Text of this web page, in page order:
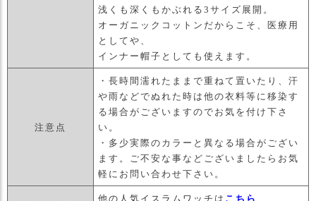
浅くも深くもかぶれる3サイズ展開。
オーガニックコットンだからこそ、医療用
としてや、
インナー帽子としても使えます。
注意点
・長時間濡れたままで重ねて置いたり、汗
や雨などでぬれた時は他の衣料等に移染す
る場合がございますのでお気を付け下さ
い。
・多少実際のカラーと異なる場合がござい
ます。ご不安な事などございましたらお気
軽にお問い合わせ下さい。
他の人気イスラムワッチは こちら